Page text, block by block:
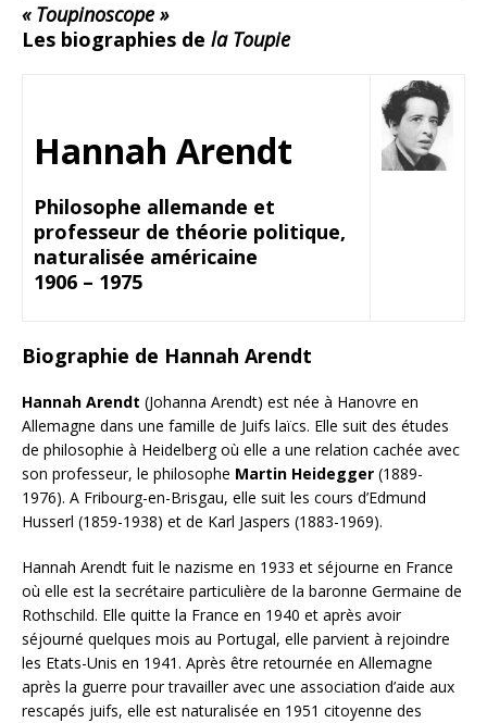
« Toupinoscope »
Les biographies de la Toupie
Hannah Arendt
Philosophe allemande et
professeur de théorie politique,
naturalisée américaine
1906 – 1975
Biographie de Hannah Arendt
Hannah Arendt (Johanna Arendt) est née à Hanovre en
Allemagne dans une famille de Juifs laïcs. Elle suit des études
de philosophie à Heidelberg où elle a une relation cachée avec
son professeur, le philosophe Martin Heidegger (1889-
1976). A Fribourg-en-Brisgau, elle suit les cours d’Edmund
Husserl (1859-1938) et de Karl Jaspers (1883-1969).
Hannah Arendt fuit le nazisme en 1933 et séjourne en France
où elle est la secrétaire particulière de la baronne Germaine de
Rothschild. Elle quitte la France en 1940 et après avoir
séjourné quelques mois au Portugal, elle parvient à rejoindre
les Etats-Unis en 1941. Après être retournée en Allemagne
après la guerre pour travailler avec une association d’aide aux
rescapés juifs, elle est naturalisée en 1951 citoyenne des